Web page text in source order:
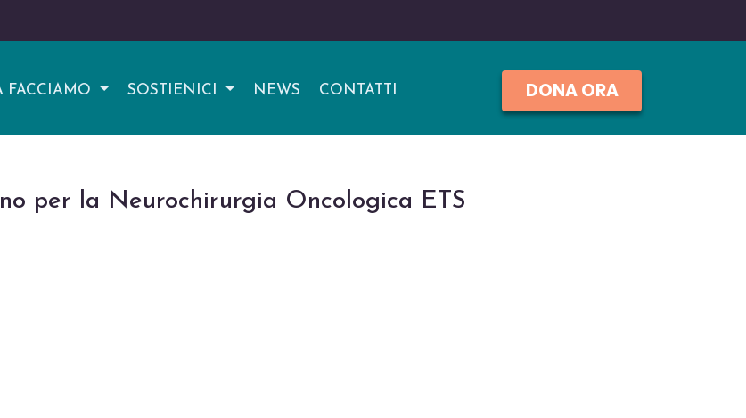
FACCIAMO SOSTIENICI NEWS CONTATTI DONA ORA
per la Neurochirurgia Oncologica ETS